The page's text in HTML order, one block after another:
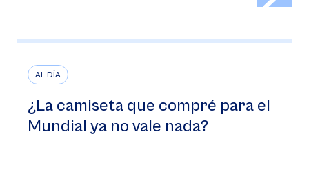
AL DÍA
¿La camiseta que compré para el
Mundial ya no vale nada?